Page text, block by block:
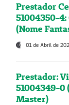
Prestador
51004350-
(Nome
01 de Abril de
Prestador:
51004349-0
Master)